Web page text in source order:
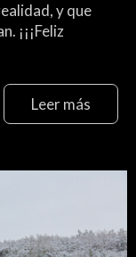
y que
¡¡¡Feliz
Leer más